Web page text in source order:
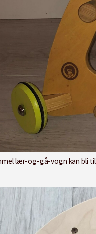
gå-vogn kan bli til noe helt annet med hjelp av gamle ting